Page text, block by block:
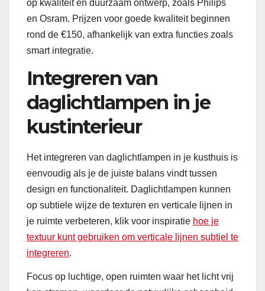
op kwaliteit en duurzaam ontwerp, zoals Philips
en Osram. Prijzen voor goede kwaliteit beginnen
rond de €150, afhankelijk van extra functies zoals
smart integratie.
Integreren van
daglichtlampen in je
kustinterieur
Het integreren van daglichtlampen in je kusthuis is
eenvoudig als je de juiste balans vindt tussen
design en functionaliteit. Daglichtlampen kunnen
op subtiele wijze de texturen en verticale lijnen in
je ruimte verbeteren, klik voor inspiratie hoe je
textuur kunt gebruiken om verticale lijnen subtiel te
integreren.
Focus op luchtige, open ruimten waar het licht vrij